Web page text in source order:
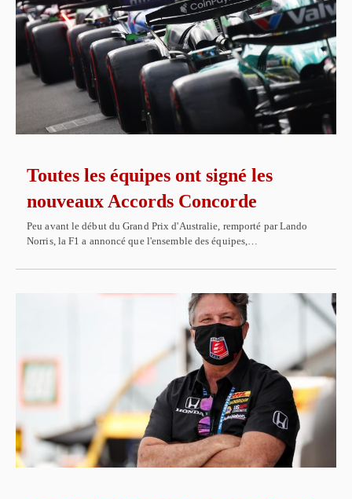
Toutes les équipes ont signé les
nouveaux Accords Concorde
Peu avant le début du Grand Prix d'Australie, remporté par Lando
Norris, la F1 a annoncé que l'ensemble des équipes,…